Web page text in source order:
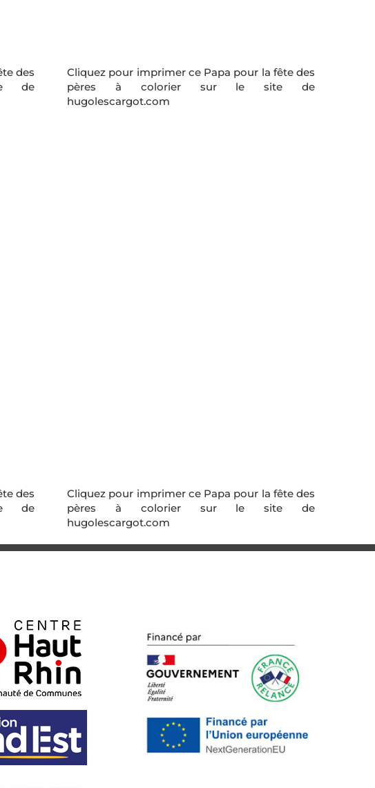
des
de
Cliquez pour imprimer ce Papa pour la fête des
pères à colorier sur le site de
hugolescargot.com
des
de
Cliquez pour imprimer ce Papa pour la fête des
pères à colorier sur le site de
hugolescargot.com